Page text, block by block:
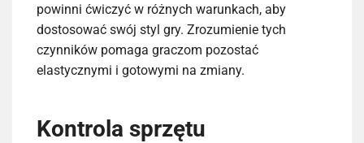
powinni ćwiczyć w różnych warunkach, aby
dostosować swój styl gry. Zrozumienie tych
czynników pomaga graczom pozostać
elastycznymi i gotowymi na zmiany.
Kontrola sprzętu